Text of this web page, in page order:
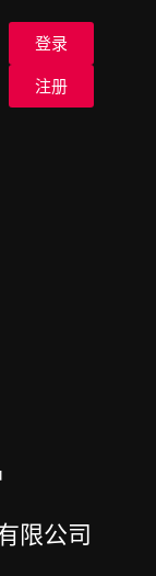
登录
注册
限公司